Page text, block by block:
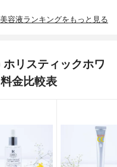
美容液ランキングをもっと見る
リスティックホワ
金比較表